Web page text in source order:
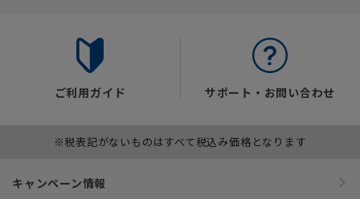
ご利用ガイド サポート・お問い合わせ
※税表記がないものはすべて税込み価格となります
キャンペーン情報